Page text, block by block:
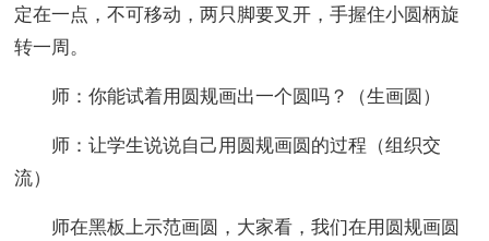
定在一点，不可移动，两只脚要叉开，手握住小圆柄旋
转一周。
师：你能试着用圆规画出一个圆吗？（生画圆）
师：让学生说说自己用圆规画圆的过程（组织交
流）
师在黑板上示范画圆，大家看，我们在用圆规画圆